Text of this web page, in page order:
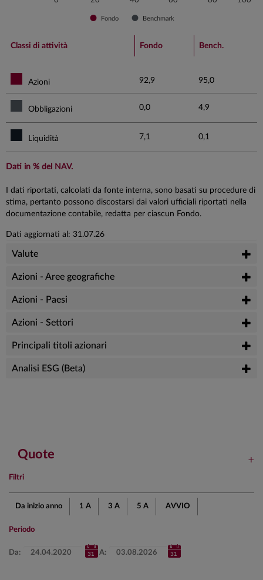
Fondo Benchmark
End of interactive chart.
Classi di attività Fondo Bench.
Azioni 92,9 95,0
Obbligazioni 0,0 4,9
Liquidità 7,1 0,1
Dati in % del NAV.
I dati riportati, calcolati da fonte interna, sono basati su procedure di
stima, pertanto possono discostarsi dai valori ufficiali riportati nella
documentazione contabile, redatta per ciascun Fondo.
Dati aggiornati al: 31.07.26
Valute
Azioni - Aree geografiche
Azioni - Paesi
Azioni - Settori
Principali titoli azionari
Analisi ESG (Beta)
Quote
Filtri
Da inizio anno 1 A 3 A 5 A AVVIO
Periodo
Da: A: